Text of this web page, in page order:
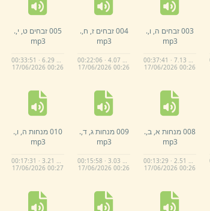
003 זבחים ה, ו,.
mp3
00:37:41 · 7.13 MB
17/06/2026 00:26
004 זבחים ז, ח,.
mp3
00:22:06 · 4.07 MB
17/06/2026 00:26
005 זבחים ט, י,.
mp3
00:33:51 · 6.29 MB
17/06/2026 00:26
008 מנחות א, ב,.
mp3
00:13:29 · 2.51 MB
17/06/2026 00:26
009 מנחות ג, ד,.
mp3
00:15:58 · 3.03 MB
17/06/2026 00:26
010 מנחות ה, ו,.
mp3
00:17:31 · 3.21 MB
17/06/2026 00:27